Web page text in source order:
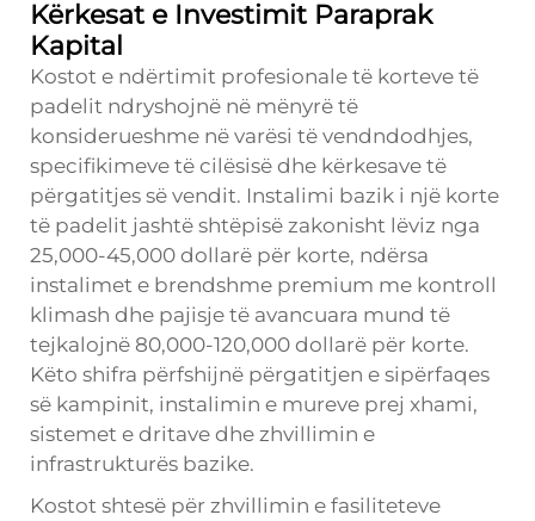
Kërkesat e Investimit Paraprak
Kapital
Kostot e ndërtimit profesionale të korteve të
padelit ndryshojnë në mënyrë të
konsiderueshme në varësi të vendndodhjes,
specifikimeve të cilësisë dhe kërkesave të
përgatitjes së vendit. Instalimi bazik i një korte
të padelit jashtë shtëpisë zakonisht lëviz nga
25,000-45,000 dollarë për korte, ndërsa
instalimet e brendshme premium me kontroll
klimash dhe pajisje të avancuara mund të
tejkalojnë 80,000-120,000 dollarë për korte.
Këto shifra përfshijnë përgatitjen e sipërfaqes
së kampinit, instalimin e mureve prej xhami,
sistemet e dritave dhe zhvillimin e
infrastrukturës bazike.
Kostot shtesë për zhvillimin e fasiliteteve